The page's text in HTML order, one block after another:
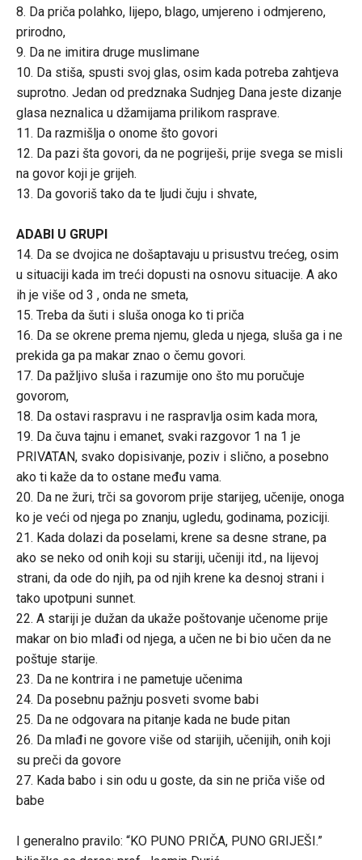
8. Da priča polahko, lijepo, blago, umjereno i odmjereno,
prirodno,
9. Da ne imitira druge muslimane
10. Da stiša, spusti svoj glas, osim kada potreba zahtjeva
suprotno. Jedan od predznaka Sudnjeg Dana jeste dizanje
glasa neznalica u džamijama prilikom rasprave.
11. Da razmišlja o onome što govori
12. Da pazi šta govori, da ne pogriješi, prije svega se misli
na govor koji je grijeh.
13. Da govoriš tako da te ljudi čuju i shvate,
ADABI U GRUPI
14. Da se dvojica ne došaptavaju u prisustvu trećeg, osim
u situaciji kada im treći dopusti na osnovu situacije. A ako
ih je više od 3 , onda ne smeta,
15. Treba da šuti i sluša onoga ko ti priča
16. Da se okrene prema njemu, gleda u njega, sluša ga i ne
prekida ga pa makar znao o čemu govori.
17. Da pažljivo sluša i razumije ono što mu poručuje
govorom,
18. Da ostavi raspravu i ne raspravlja osim kada mora,
19. Da čuva tajnu i emanet, svaki razgovor 1 na 1 je
PRIVATAN, svako dopisivanje, poziv i slično, a posebno
ako ti kaže da to ostane među vama.
20. Da ne žuri, trči sa govorom prije starijeg, učenije, onoga
ko je veći od njega po znanju, ugledu, godinama, poziciji.
21. Kada dolazi da poselami, krene sa desne strane, pa
ako se neko od onih koji su stariji, učeniji itd., na lijevoj
strani, da ode do njih, pa od njih krene ka desnoj strani i
tako upotpuni sunnet.
22. A stariji je dužan da ukaže poštovanje učenome prije
makar on bio mlađi od njega, a učen ne bi bio učen da ne
poštuje starije.
23. Da ne kontrira i ne pametuje učenima
24. Da posebnu pažnju posveti svome babi
25. Da ne odgovara na pitanje kada ne bude pitan
26. Da mlađi ne govore više od starijih, učenijih, onih koji
su preči da govore
27. Kada babo i sin odu u goste, da sin ne priča više od
babe
I generalno pravilo: “KO PUNO PRIČA, PUNO GRIJEŠI.”